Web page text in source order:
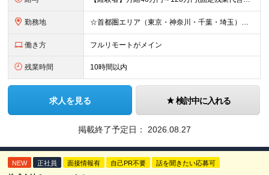
勤務地 ☆首都圏エリア（東京・神奈川・千葉・埼玉）・名古屋・大阪・福岡を中心とした全国各地のプロジェクト先に参画いただきます。 ※希望をヒアリングした上で決定します ☆全国各地からフルリモートOK 【本社】
働き方 フルリモートがメイン
残業時間 10時間以内
求人を見る 検討中に入れる
掲載終了予定日： 2026.08.27
NEW 正社員 面接情報有 自己PR不要 話を聞きたい応募可